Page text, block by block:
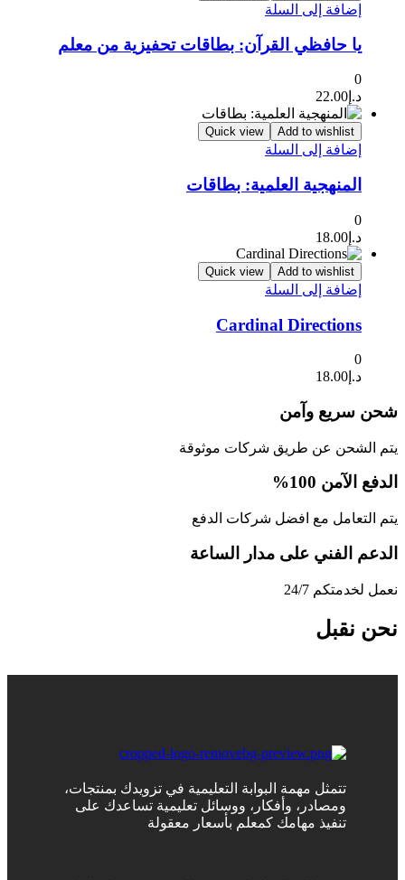
إضافة إلى السلة
يا حافظي القرآن: بطاقات تحفيزية من معلم
0
د.إ 22.00
Add to wishlist
Quick view
إضافة إلى السلة
المنهجية العلمية: بطاقات
0
د.إ 18.00
Add to wishlist
Quick view
إضافة إلى السلة
Cardinal Directions
0
د.إ 18.00
شحن سريع وآمن
يتم الشحن عن طريق شركات موثوقة
الدفع الآمن 100%
يتم التعامل مع افضل شركات الدفع
الدعم الفني على مدار الساعة
نعمل لخدمتكم 24/7
نحن نقبل
تتمثل مهمة البوابة التعليمية في تزويدك بمنتجات،
ومصادر، وأفكار، ووسائل تعليمية تساعدك على
تنفيذ مهامك كمعلم بأسعار معقولة